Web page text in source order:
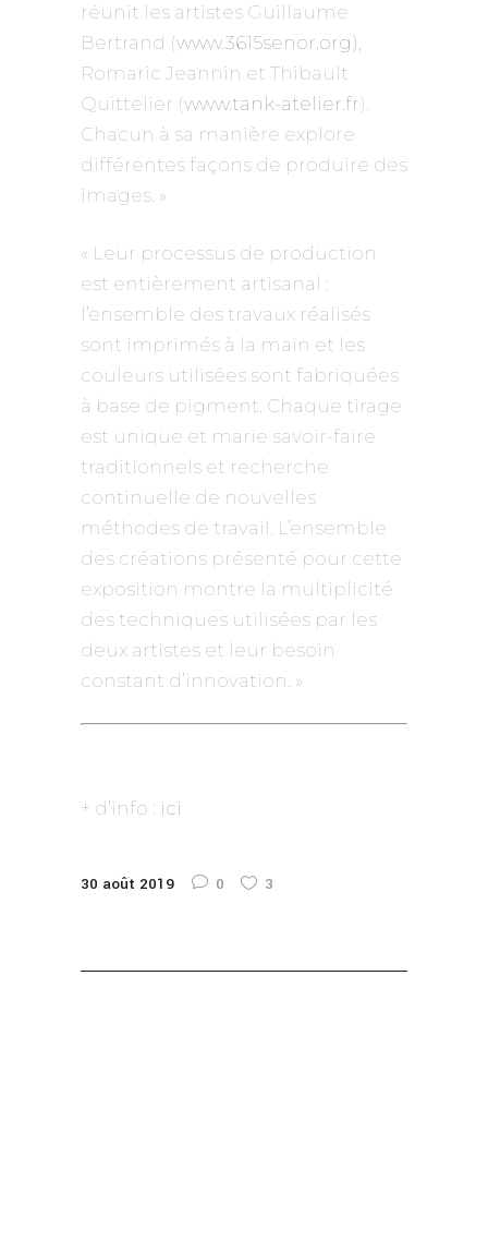
réunit les artistes Guillaume
Bertrand (www.3615senor.org),
Romaric Jeannin et Thibault
Quittelier (www.tank-atelier.fr).
Chacun à sa manière explore
différentes façons de produire des
images. »
« Leur processus de production
est entièrement artisanal :
l’ensemble des travaux réalisés
sont imprimés à la main et les
couleurs utilisées sont fabriquées
à base de pigment. Chaque tirage
est unique et marie savoir-faire
traditionnels et recherche
continuelle de nouvelles
méthodes de travail. L’ensemble
des créations présenté pour cette
exposition montre la multiplicité
des techniques utilisées par les
deux artistes et leur besoin
constant d’innovation. »
+ d’info : ici
30 août 2019 0 3